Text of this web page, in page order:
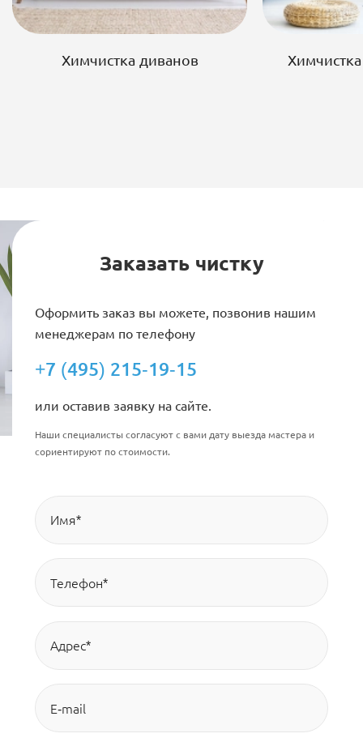
Химчистка диванов
Заказать чистку
Оформить заказ вы можете, позвонив нашим
менеджерам по телефону
+7 (495) 215-19-15
или оставив заявку на сайте.
Наши специалисты согласуют с вами дату выезда мастера и
сориентируют по стоимости.